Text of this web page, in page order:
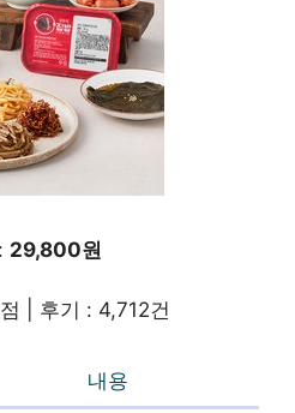
29,800원
| 후기 : 4,712건
내용